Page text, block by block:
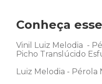
Conheça
Vinil Luiz Melodia  -
Picho Translúcido
Luiz Melodia - Pérola